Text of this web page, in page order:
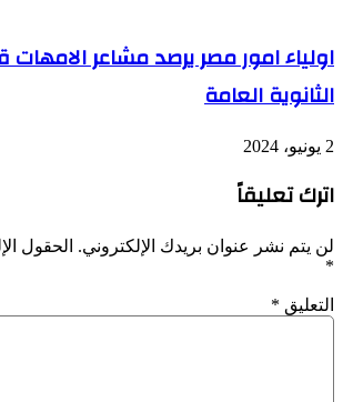
اولياء امور مصر يرصد مشاعر الامهات
الثانوية العامة
2 يونيو، 2024
اترك تعليقاً
لن يتم نشر عنوان بريدك الإلكتروني. الحقول
*
التعليق *